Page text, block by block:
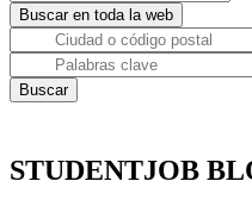
STUDENTJOB